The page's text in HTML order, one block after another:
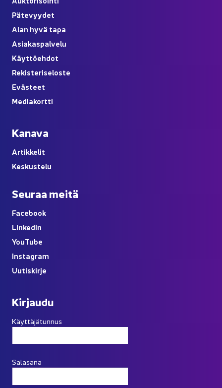
Pä­te­vyy­det
Alan hyvä tapa
Asia­kas­pal­ve­lu
Käyt­tö­eh­dot
Re­kis­te­ri­se­los­te
Eväs­teet
Me­dia­kort­ti
Ka­na­va
Ar­tik­ke­lit
Kes­kus­te­lu
Seu­raa meitä
Face­book
Lin­ke­dIn
YouTube
Ins­ta­gram
Uu­tis­kir­je
Kir­jau­du
Käyttäjätunnus
Salasana